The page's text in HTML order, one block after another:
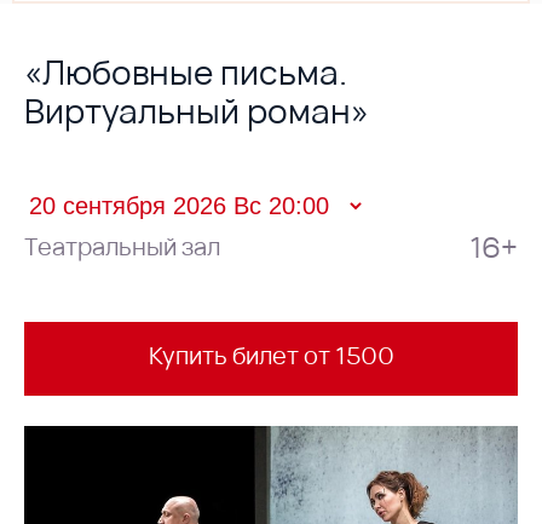
«Любовные письма.
Виртуальный роман»
Театральный зал 16+
Купить билет от 1500